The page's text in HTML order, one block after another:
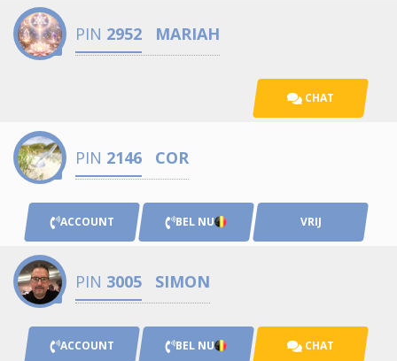
PIN 2952 MARIAH
CHAT
PIN 2146 COR
ACCOUNT BEL NU VRIJ
PIN 3005 SIMON
ACCOUNT BEL NU CHAT